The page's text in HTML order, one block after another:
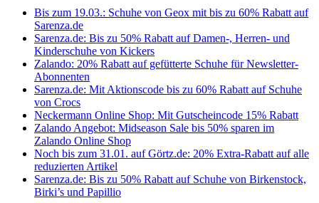
Bis zum 19.03.: Schuhe von Geox mit bis zu 60% Rabatt auf
Sarenza.de
Sarenza.de: Bis zu 50% Rabatt auf Damen-, Herren- und
Kinderschuhe von Kickers
Zalando: 20% Rabatt auf gefütterte Schuhe für Newsletter-
Abonnenten
Sarenza.de: Mit Aktionscode bis zu 60% Rabatt auf Schuhe
von Crocs
Neckermann Online Shop: Mit Gutscheincode 15% Rabatt
Zalando Angebot: Midseason Sale bis 50% sparen im
Zalando Online Shop
Noch bis zum 31.01. auf Görtz.de: 20% Extra-Rabatt auf alle
reduzierten Artikel
Sarenza.de: Bis zu 50% Rabatt auf Schuhe von Birkenstock,
Birki’s und Papillio